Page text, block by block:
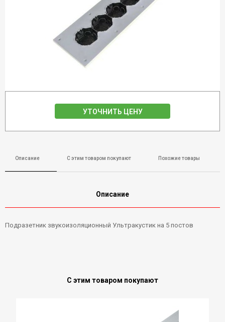
УТОЧНИТЬ ЦЕНУ
Описание С этим товаром покупают Похожие товары
Описание
Подразетник звукоизоляционный Ультракустик на 5 постов
С этим товаром покупают